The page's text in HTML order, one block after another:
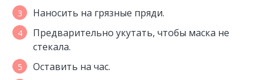
Наносить на грязные пряди.
Предварительно укутать, чтобы маска не
стекала.
Оставить на час.